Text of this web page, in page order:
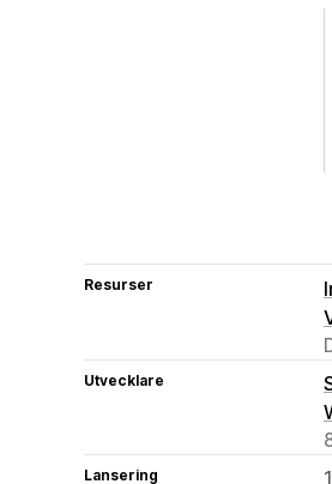
Resurser
Utvecklare
Lansering